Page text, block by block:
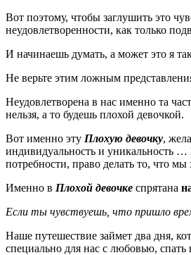
Вот поэтому, чтобы заглушить это
неудовлетворенности, как только
И начинаешь думать, а может это я
Не верьте этим ложным
Неудовлетворена в нас именно та
нельзя, а то будешь плохой девочкой.
Вот именно эту Плохую девочку,
индивидуальность и уникальность
потребности, право делать то, что
Именно в Плохой девочке спрятана
Если ты чувствуешь, что пришло
Наше путешествие займет два дня,
специально для нас с любовью,